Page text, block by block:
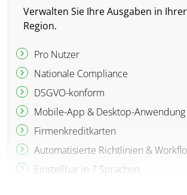
Verwalten Sie Ihre Ausgaben in Ihrer
Region.
Pro Nutzer
Nationale Compliance
DSGVO-konform
Mobile-App & Desktop-Anwendung
Firmenkreditkarten
Automatisierte Richtlinien &
Einstellbar in 7 Sprachen